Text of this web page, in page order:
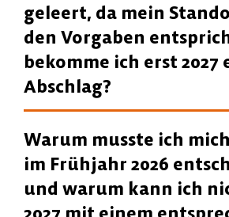
geleert, da mein
den Vorgaben
bekomme ich erst 2027
Abschlag?
Warum musste ich
im Frühjahr 2026
und warum kann ich